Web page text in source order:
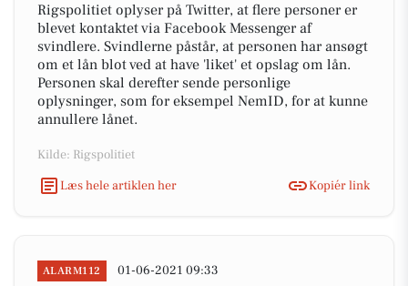
Rigspolitiet oplyser på Twitter, at flere personer er
blevet kontaktet via Facebook Messenger af
svindlere. Svindlerne påstår, at personen har ansøgt
om et lån blot ved at have 'liket' et opslag om lån.
Personen skal derefter sende personlige
oplysninger, som for eksempel NemID, for at kunne
annullere lånet.
Kilde: Rigspolitiet
Læs hele artiklen her
Kopiér link
ALARM112 01-06-2021 09:33